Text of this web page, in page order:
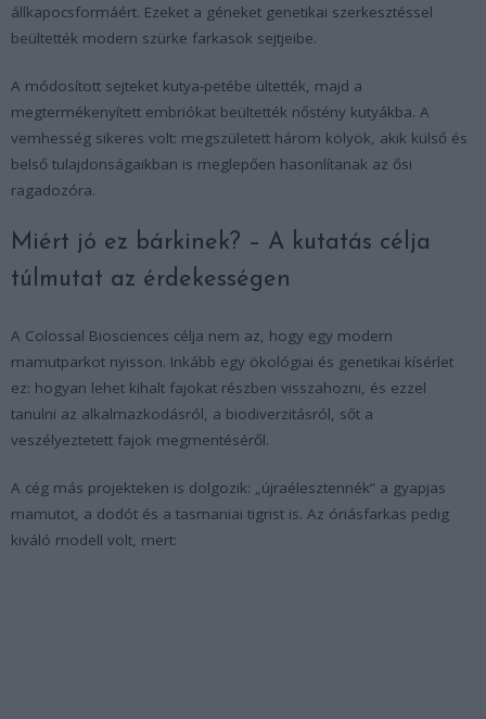
állkapocsformáért. Ezeket a géneket genetikai szerkesztéssel
beültették modern szürke farkasok sejtjeibe.
A módosított sejteket kutya-petébe ültették, majd a
megtermékenyített embriókat beültették nőstény kutyákba. A
vemhesség sikeres volt: megszületett három kölyök, akik külső és
belső tulajdonságaikban is meglepően hasonlítanak az ősi
ragadozóra.
Miért jó ez bárkinek? – A kutatás célja
túlmutat az érdekességen
A Colossal Biosciences célja nem az, hogy egy modern
mamutparkot nyisson. Inkább egy ökológiai és genetikai kísérlet
ez: hogyan lehet kihalt fajokat részben visszahozni, és ezzel
tanulni az alkalmazkodásról, a biodiverzitásról, sőt a
veszélyeztetett fajok megmentéséről.
A cég más projekteken is dolgozik: „újraélesztennék” a gyapjas
mamutot, a dodót és a tasmaniai tigrist is. Az óriásfarkas pedig
kiváló modell volt, mert: